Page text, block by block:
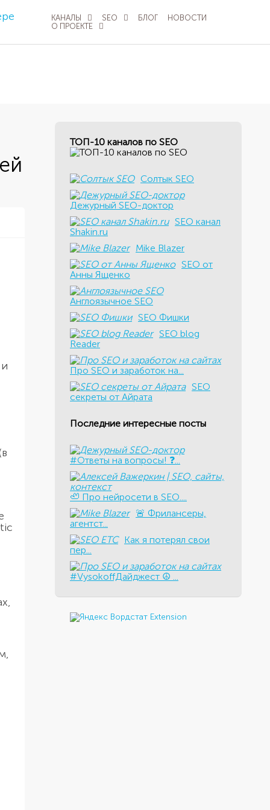
КАНАЛЫ SEO БЛОГ
НОВОСТИ
О ПРОЕКТЕ
ТОП-10 каналов по SEO
Солтык SEO
Дежурный SEO-доктор
SEO канал
Shakin.ru
Mike Blazer
SEO от
Анны Ященко
Англоязычное SEO
SEO Фишки
SEO blog
Reader
Про SEO и заработок на...
SEO
секреты от Айрата
Последние интересные посты
#Ответы на вопросы! ❓...
🦥 Про нейросети в SEO....
​🚨 Фрилансеры,
агентст...
Как я потерял свои
пер...
#VysokoffДайджест ☮️ ...